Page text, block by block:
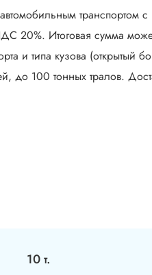
транспортом
20%. Итоговая сумма
и типа кузова (открытый
100 тонных тралов.
10 т.